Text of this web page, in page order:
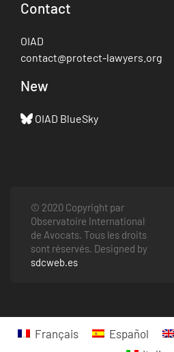
Contact
OIAD
contact@protect-lawyers.org
New
OIAD BlueSky
© 2020 Copyright par
Observatoire International
de Avocats. Tous les droits
sont réservés. Designed by
sdcweb.es
Français Español